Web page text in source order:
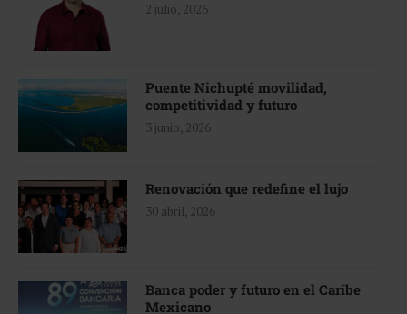
2 julio, 2026
Puente Nichupté movilidad,
competitividad y futuro
3 junio, 2026
Renovación que redefine el lujo
30 abril, 2026
Banca poder y futuro en el Caribe
Mexicano